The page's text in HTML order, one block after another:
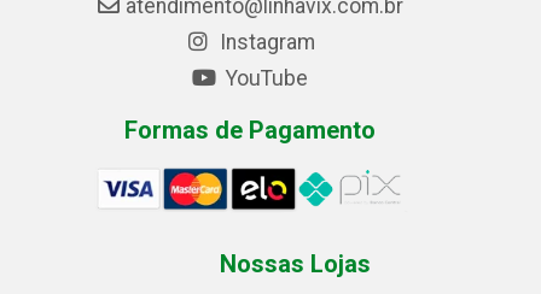
atendimento@linhavix.com.br
Instagram
YouTube
Formas de Pagamento
Nossas Lojas